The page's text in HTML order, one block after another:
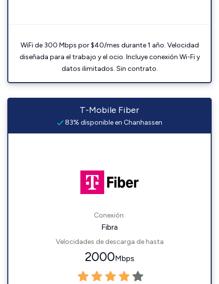
WiFi de 300 Mbps por $40/mes durante 1 año. Velocidad
diseñada para el trabajo y el ocio. Incluye conexión Wi-Fi y
datos ilimitados. Sin contrato.
T-Mobile Fiber
83% disponible en Chanhassen
Conexión:
Fibra
Velocidades de descarga de hasta
2000Mbps